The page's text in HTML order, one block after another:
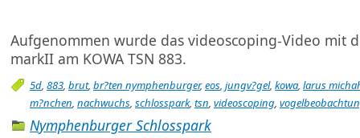
Aufgenommen wurde das videoscoping-Video mit
markII am KOWA TSN 883.
5d, 883, brut, br?ten nymphenburger,eos, jungv?gel, kowa, larus
m?nchen, nachwuchs, schlosspark, tsn, videoscoping,
Nymphenburger Schlosspark